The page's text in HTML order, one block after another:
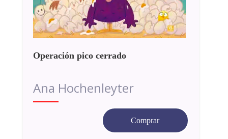
Operación pico cerrado
Ana Hochenleyter
Comprar